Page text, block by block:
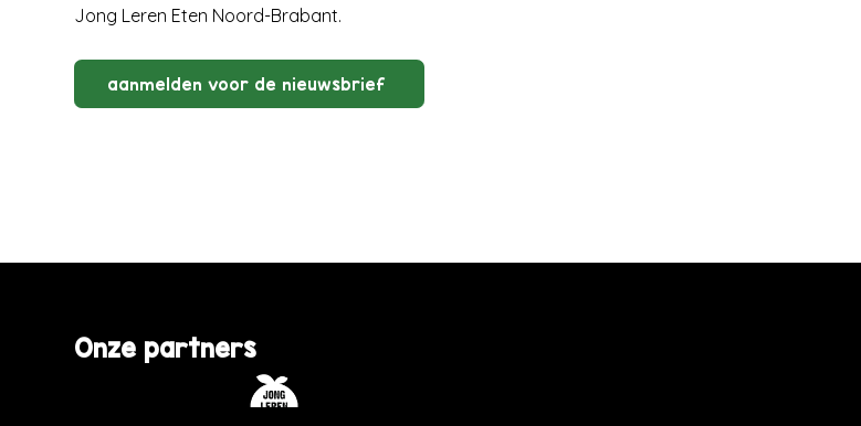
Jong Leren Eten Noord-Brabant.
aanmelden voor de nieuwsbrief
Onze partners